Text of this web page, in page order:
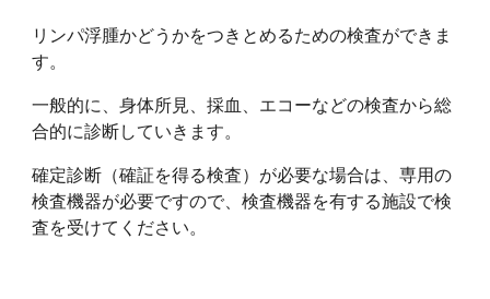
リンパ浮腫かどうかをつきとめるための検査ができま
す。
一般的に、身体所見、採血、エコーなどの検査から総
合的に診断していきます。
確定診断（確証を得る検査）が必要な場合は、専用の
検査機器が必要ですので、検査機器を有する施設で検
査を受けてください。